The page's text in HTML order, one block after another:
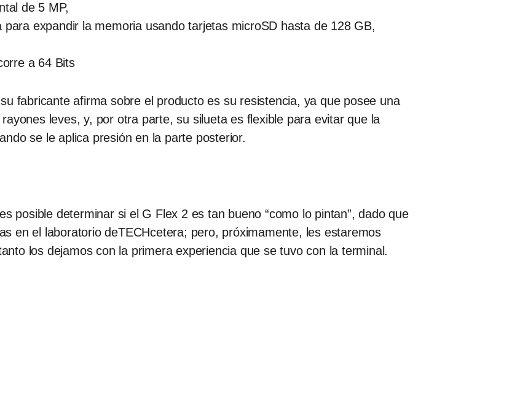
de 5 MP,
expandir la memoria usando tarjetas microSD hasta de 128 GB,
a 64 Bits
fabricante afirma sobre el producto es su resistencia, ya que posee una
leves, y, por otra parte, su silueta es flexible para evitar que la
se le aplica presión en la parte posterior.
posible determinar si el G Flex 2 es tan bueno “como lo pintan”, dado que
en el laboratorio deTECHcetera; pero, próximamente, les estaremos
los dejamos con la primera experiencia que se tuvo con la terminal.